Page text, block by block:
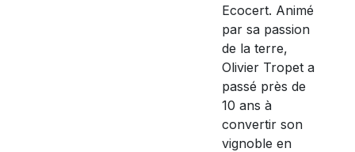
Ecocert. Animé
par sa passion
de la terre,
Olivier Tropet a
passé près de
10 ans à
convertir son
vignoble en